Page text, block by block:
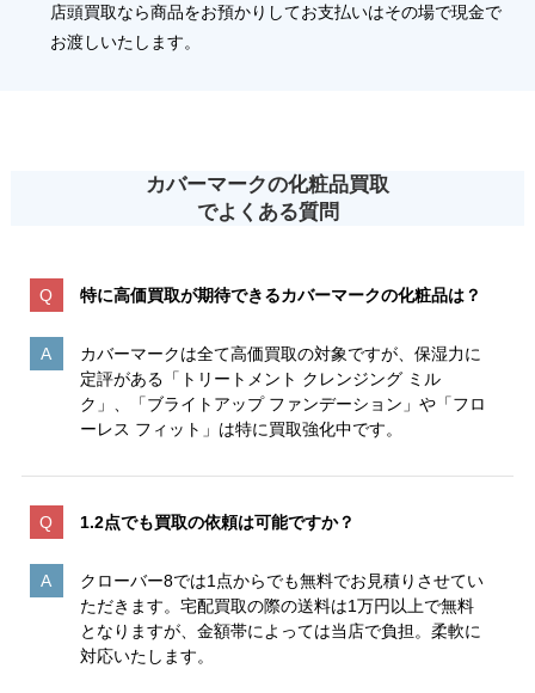
店頭買取なら商品をお預かりしてお支払いはその場で現金で
お渡しいたします。
カバーマークの化粧品買取
でよくある質問
特に高価買取が期待できるカバーマークの化粧品は？
カバーマークは全て高価買取の対象ですが、保湿力に
定評がある「トリートメント クレンジング ミル
ク」、「ブライトアップ ファンデーション」や「フロ
ーレス フィット」は特に買取強化中です。
1.2点でも買取の依頼は可能ですか？
クローバー8では1点からでも無料でお見積りさせてい
ただきます。宅配買取の際の送料は1万円以上で無料
となりますが、金額帯によっては当店で負担。柔軟に
対応いたします。